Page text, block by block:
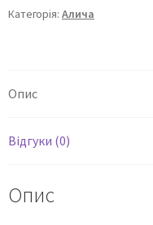
Категорія: Алича
Опис
Відгуки (0)
Опис